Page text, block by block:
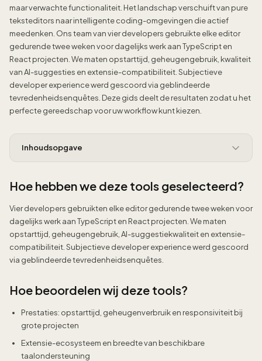
maar verwachte functionaliteit. Het landschap verschuift van pure
teksteditors naar intelligente coding-omgevingen die actief
meedenken. Ons team van vier developers gebruikte elke editor
gedurende twee weken voor dagelijks werk aan TypeScript en
React projecten. We maten opstarttijd, geheugengebruik, kwaliteit
van AI-suggesties en extensie-compatibiliteit. Subjectieve
developer experience werd gescoord via geblindeerde
tevredenheidsenquêtes. Deze gids deelt de resultaten zodat u het
perfecte gereedschap voor uw workflow kunt kiezen.
Inhoudsopgave
Hoe hebben we deze tools geselecteerd?
Vier developers gebruikten elke editor gedurende twee weken voor
dagelijks werk aan TypeScript en React projecten. We maten
opstarttijd, geheugengebruik, AI-suggestiekwaliteit en extensie-
compatibiliteit. Subjectieve developer experience werd gescoord
via geblindeerde tevredenheidsenquêtes.
Hoe beoordelen wij deze tools?
Prestaties: opstarttijd, geheugenverbruik en responsiviteit bij
grote projecten
Extensie-ecosysteem en breedte van beschikbare
taalondersteuning